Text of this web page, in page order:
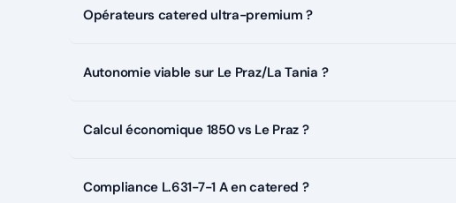
Opérateurs catered ultra-premium ?
Autonomie viable sur Le Praz/La Tania ?
Calcul économique 1850 vs Le Praz ?
Compliance L.631-7-1 A en catered ?